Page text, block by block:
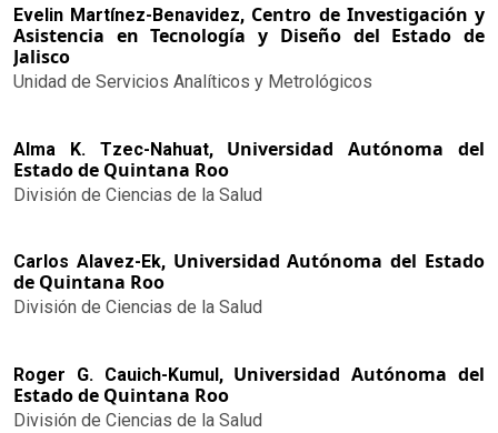
Evelin Martínez-Benavidez, Centro de Investigación y
Asistencia en Tecnología y Diseño del Estado de
Jalisco
Unidad de Servicios Analíticos y Metrológicos
Alma K. Tzec-Nahuat, Universidad Autónoma del
Estado de Quintana Roo
División de Ciencias de la Salud
Carlos Alavez-Ek, Universidad Autónoma del Estado
de Quintana Roo
División de Ciencias de la Salud
Roger G. Cauich-Kumul, Universidad Autónoma del
Estado de Quintana Roo
División de Ciencias de la Salud